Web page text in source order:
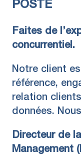
POSTE
Faites de
concurrentiel.
Notre client
référence,
relation
données.
Directeur de
Management